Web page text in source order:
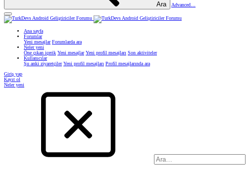
Ara Advanced…
Ana sayfa
Forumlar
Yeni mesajlar Forumlarda ara
Neler yeni
Öne çıkan içerik Yeni mesajlar Yeni profil mesajları Son aktiviteler
Kullanıcılar
Şu anki ziyaretçiler Yeni profil mesajları Profil mesajlarında ara
Giriş yap
Kayıt ol
Neler yeni